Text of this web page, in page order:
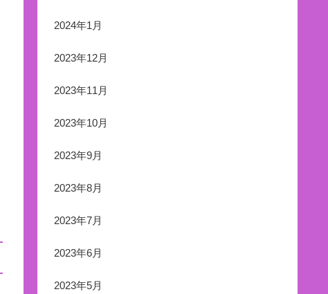
2024年1月
2023年12月
2023年11月
2023年10月
2023年9月
2023年8月
2023年7月
2023年6月
2023年5月